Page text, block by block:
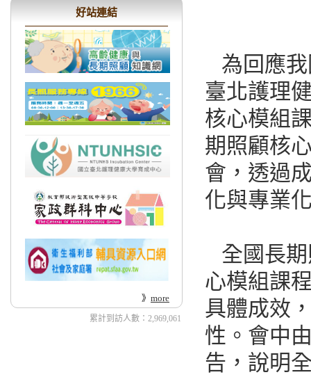
好站連結
》 more
累計到訪人數：2,969,061
為回應我
臺北護理
核心模組
期照顧核
會，透過
化與專業
全國長期
心模組課
具體成效
性。會中
告，說明